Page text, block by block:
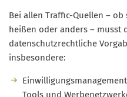
Bei allen Traffic-Quellen –
heißen oder anders – musst
datenschutzrechtliche
insbesondere:
Tools und